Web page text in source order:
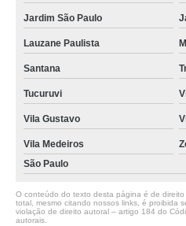
Jardim São Paulo
Lauzane Paulista
Santana
Tucuruvi
Vila Gustavo
Vila Medeiros
São Paulo
O conteúdo do texto desta página é de
total, mesmo citando nossos links, é proibida
violação de direito autoral – artigo 184 do
autorais